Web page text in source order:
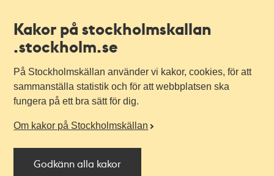
Kakor på stockholmskallan
.stockholm.se
På Stockholmskällan använder vi kakor, cookies, för att
sammanställa statistik och för att webbplatsen ska
fungera på ett bra sätt för dig.
Om kakor på Stockholmskällan
Godkänn alla kakor